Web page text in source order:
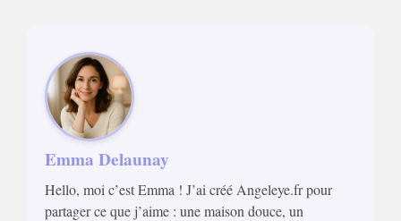
Emma Delaunay
Hello, moi c’est Emma ! J’ai créé Angeleye.fr pour
partager ce que j’aime : une maison douce, un